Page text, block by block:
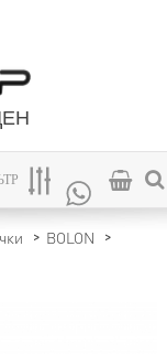
BOLON